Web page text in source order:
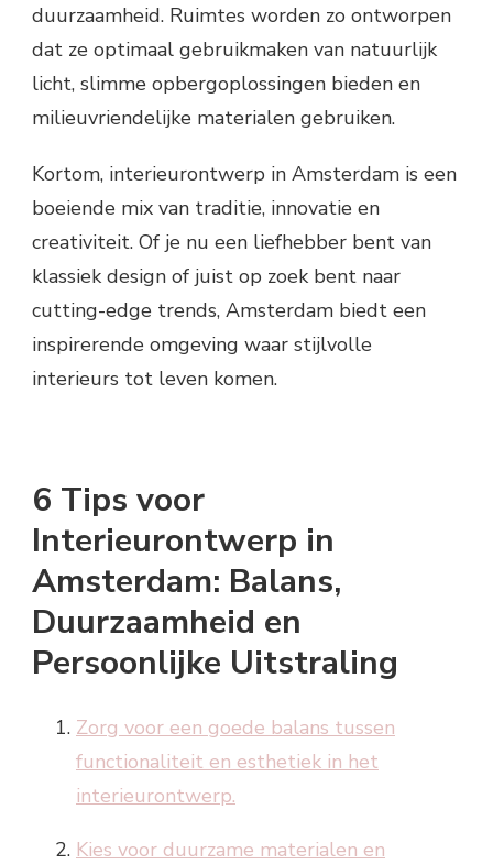
duurzaamheid. Ruimtes worden zo ontworpen
dat ze optimaal gebruikmaken van natuurlijk
licht, slimme opbergoplossingen bieden en
milieuvriendelijke materialen gebruiken.
Kortom, interieurontwerp in Amsterdam is een
boeiende mix van traditie, innovatie en
creativiteit. Of je nu een liefhebber bent van
klassiek design of juist op zoek bent naar
cutting-edge trends, Amsterdam biedt een
inspirerende omgeving waar stijlvolle
interieurs tot leven komen.
6 Tips voor
Interieurontwerp in
Amsterdam: Balans,
Duurzaamheid en
Persoonlijke Uitstraling
Zorg voor een goede balans tussen
functionaliteit en esthetiek in het
interieurontwerp.
Kies voor duurzame materialen en